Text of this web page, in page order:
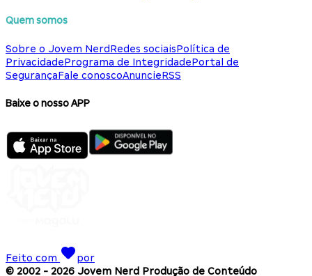
Quem somos
Sobre o Jovem NerdRedes sociaisPolítica de
PrivacidadePrograma de IntegridadePortal de
SegurançaFale conoscoAnuncieRSS
Baixe o nosso APP
Feito com
por
© 2002 - 2026 Jovem Nerd Produção de Conteúdo